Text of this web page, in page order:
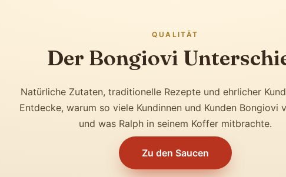
QUALITÄT
Der Bongiovi
Natürliche Zutaten, traditionelle Rezepte und ehrlicher
Entdecke, warum so viele Kundinnen und Kunden Bongiovi
und was Ralph in seinem Koffer mitbrachte.
Zu den Saucen